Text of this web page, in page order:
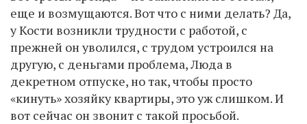
еще и возмущаются. Вот что с ними делать? Да,
у Кости возникли трудности с работой, с
прежней он уволился, с трудом устроился на
другую, с деньгами проблема, Люда в
декретном отпуске, но так, чтобы просто
«кинуть» хозяйку квартиры, это уж слишком. И
вот сейчас он звонит с такой просьбой.